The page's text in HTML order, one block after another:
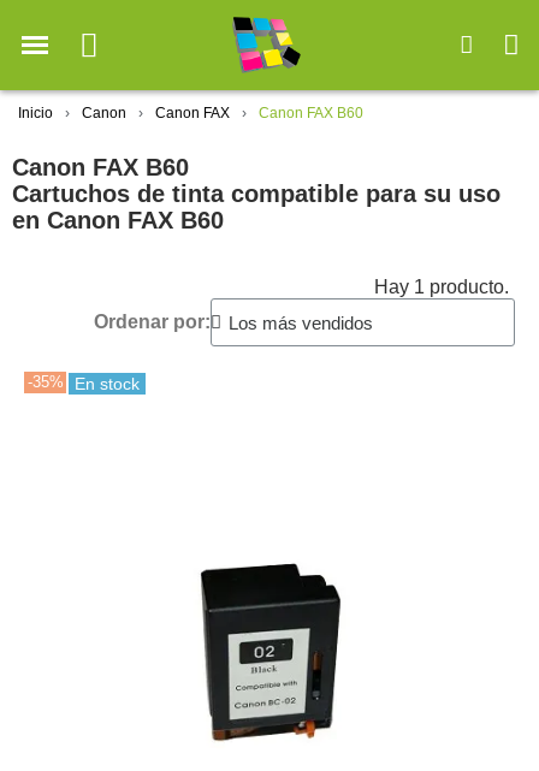
Inicio Canon Canon FAX Canon FAX B60
Canon FAX B60
Cartuchos de tinta compatible para su uso
en Canon FAX B60
Hay 1 producto.
Ordenar por:
-35% En stock